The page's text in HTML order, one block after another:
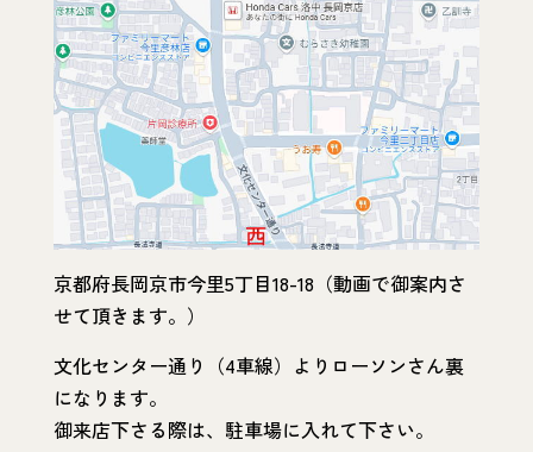
京都府長岡京市今里5丁目18-18（動画で御案内さ
せて頂きます。）
文化センター通り（4車線）よりローソンさん裏
になります。
御来店下さる際は、駐車場に入れて下さい。